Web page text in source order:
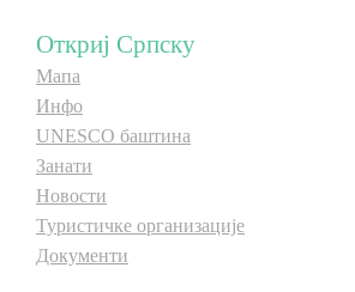
Откриј Српску
Мапа
Инфо
UNESCO баштина
Занати
Новости
Туристичке организације
Документи